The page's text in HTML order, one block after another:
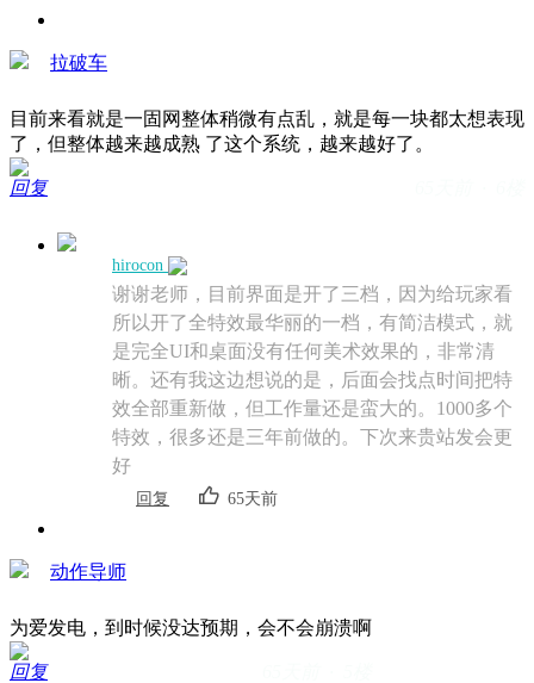
拉破车
目前来看就是一固网整体稍微有点乱，就是每一块都太想表现
了，但整体越来越成熟 了这个系统，越来越好了。
回复
hirocon
谢谢老师，目前界面是开了三档，因为给玩家看
所以开了全特效最华丽的一档，有简洁模式，就
是完全UI和桌面没有任何美术效果的，非常清
晰。还有我这边想说的是，后面会找点时间把特
效全部重新做，但工作量还是蛮大的。1000多个
特效，很多还是三年前做的。下次来贵站发会更
好
回复 65天前
动作导师
为爱发电，到时候没达预期，会不会崩溃啊
回复